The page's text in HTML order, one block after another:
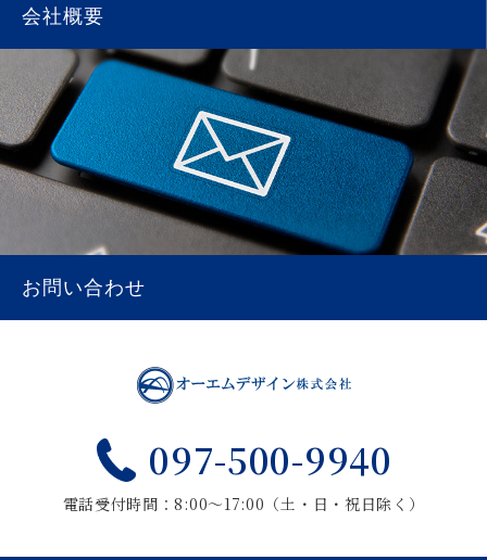
会社概要
お問い合わせ
097-500-9940
電話受付時間：8:00～17:00（土・日・祝日除く）